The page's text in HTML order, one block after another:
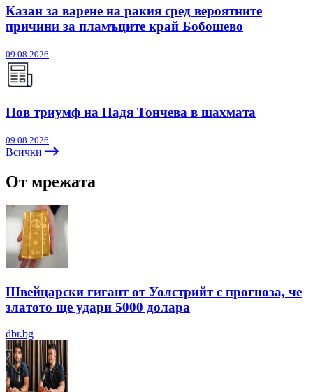
Казан за варене на ракия сред вероятните
причини за пламъците край Бобошево
09.08.2026
Нов триумф на Надя Тончева в шахмата
09.08.2026
Всички
От мрежата
Швейцарски гигант от Уолстрийт с прогноза, че
златото ще удари 5000 долара
dbr.bg